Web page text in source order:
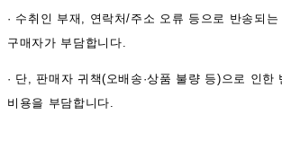
· 수취인 부재, 연락처/주소 오류 등으로 반송되
구매자가 부담합니다.
· 단, 판매자 귀책(오배송·상품 불량 등)으로 인한
비용을 부담합니다.